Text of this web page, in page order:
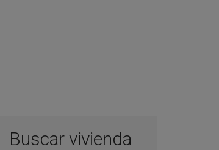
Buscar vivienda